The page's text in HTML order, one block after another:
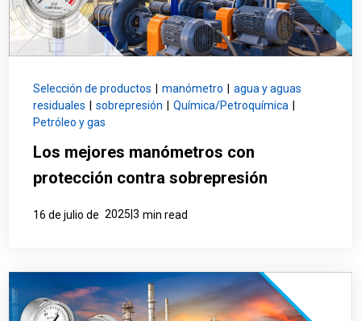
Selección de productos manómetro
agua y aguas
residuales
sobrepresión Química/Petroquímica
Petróleo y gas
Los mejores manómetros con
protección contra sobrepresión
16 de julio de 2025|3 min read